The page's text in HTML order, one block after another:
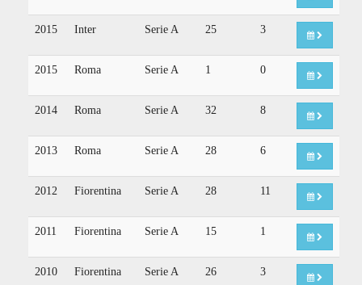
2015 Inter Serie A 25 3
2015 Roma Serie A 1 0
2014 Roma Serie A 32 8
2013 Roma Serie A 28 6
2012 Fiorentina Serie A 28 11
2011 Fiorentina Serie A 15 1
2010 Fiorentina Serie A 26 3